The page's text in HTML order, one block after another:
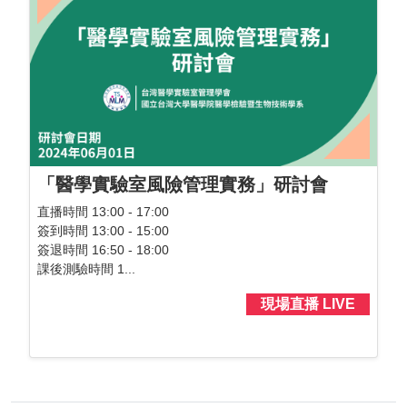
「醫學實驗室風險管理實務」研討會
直播時間 13:00 - 17:00
簽到時間 13:00 - 15:00
簽退時間 16:50 - 18:00
課後測驗時間 1...
現場直播 LIVE